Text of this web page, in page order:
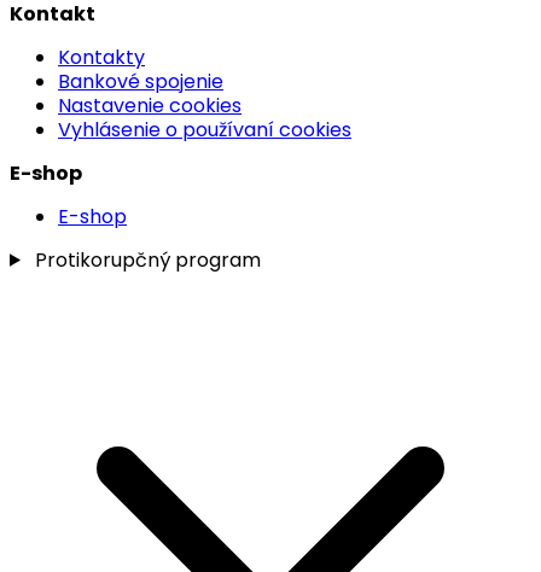
Kontakt
Kontakty
Bankové spojenie
Nastavenie cookies
Vyhlásenie o používaní cookies
E-shop
E-shop
Protikorupčný program